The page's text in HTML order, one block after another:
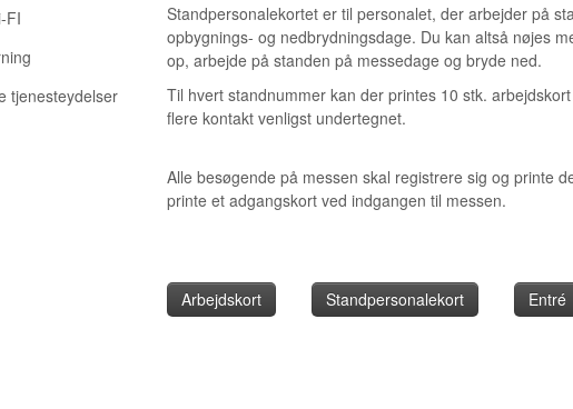
FI
tjenesteydelser
Standpersonalekortet er til personalet, der arbejder på
opbygnings- og nedbrydningsdage. Du kan altså nøjes
op, arbejde på standen på messedage og bryde ned.
Til hvert standnummer kan der printes 10 stk.
flere kontakt venligst undertegnet.
Alle besøgende på messen skal registrere sig og printe
printe et adgangskort ved indgangen til messen.
Arbejdskort Standpersonalekort Entré